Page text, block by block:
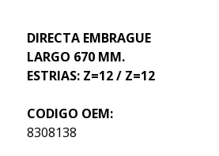
DIRECTA EMBRAGUE
LARGO 670 MM.
ESTRIAS: Z=12 / Z=12
CODIGO OEM:
8308138